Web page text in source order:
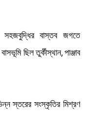
সহজবুদ্ধির বাস্তব জগতে
ছিল তুর্কীস্থান, পাঞ্জাব
স্তরের সংস্কৃতির মিশ্রণ